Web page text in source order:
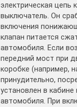
электрическая цепь
выключатель. Он
включения
клапан питается
автомобиля. Если
передний мост при
коробке (например,
принудительно,
установлен в кабине
автомобиля. При